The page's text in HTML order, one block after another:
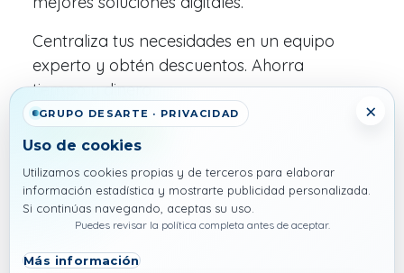
×
GRUPO DESARTE · PRIVACIDAD
Uso de cookies
Utilizamos cookies propias y de terceros para elaborar
información estadística y mostrarte publicidad personalizada.
Si continúas navegando, aceptas su uso.
Puedes revisar la política completa antes de aceptar.
Más información
Centraliza tus necesidades en un equipo
experto y obtén descuentos. Ahorra
tiempo y dinero